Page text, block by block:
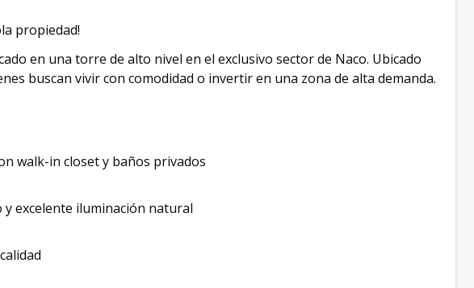
propiedad!
en una torre de alto nivel en el exclusivo sector de Naco. Ubicado
buscan vivir con comodidad o invertir en una zona de alta demanda.
walk-in closet y baños privados
excelente iluminación natural